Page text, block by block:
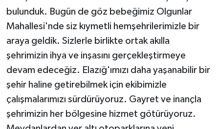
bulunduk. Bugün de göz bebeğimiz Olgunlar
Mahallesi'nde siz kıymetli hemşehrilerimizle bir
araya geldik. Sizlerle birlikte ortak akılla
şehrimizin ihya ve inşasını gerçekleştirmeye
devam edeceğiz. Elazığ'ımızı daha yaşanabilir bir
şehir haline getirebilmek için ekibimizle
çalışmalarımızı sürdürüyoruz. Gayret ve inançla
şehrimizin her bölgesine hizmet götürüyoruz.